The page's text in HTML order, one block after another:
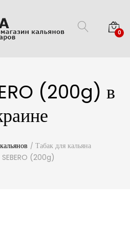
0
(200g) в
Табак для кальяна
SEBERO (200g)